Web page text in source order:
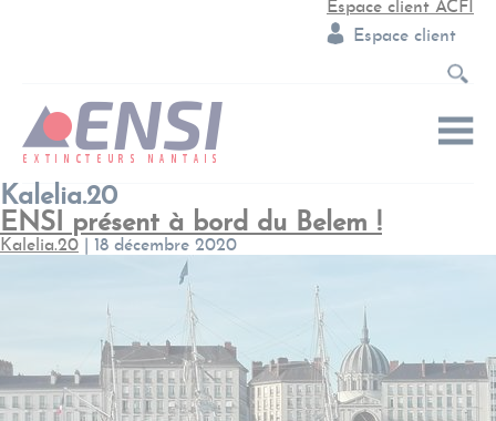
Espace client ACFI
Espace client
Kalelia.20
ENSI présent à bord du Belem !
Kalelia.20 18 décembre 2020